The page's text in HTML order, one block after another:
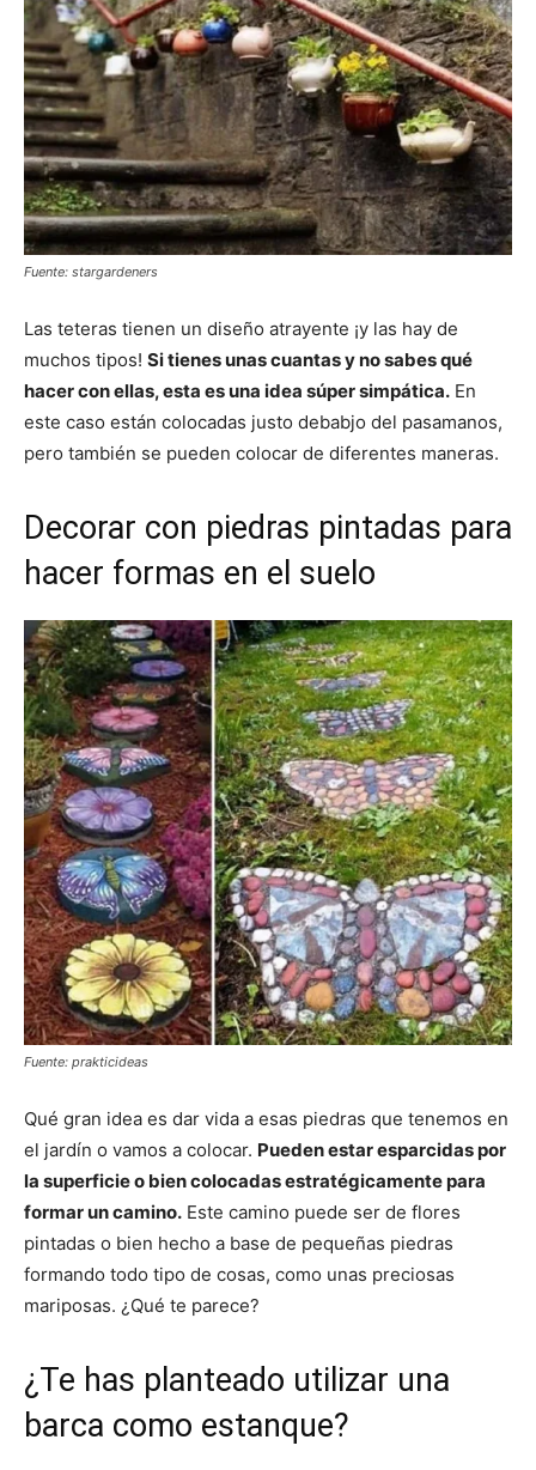
Fuente: stargardeners
Las teteras tienen un diseño atrayente ¡y las hay de
muchos tipos! Si tienes unas cuantas y no sabes qué
hacer con ellas, esta es una idea súper simpática. En
este caso están colocadas justo debabjo del pasamanos,
pero también se pueden colocar de diferentes maneras.
Decorar con piedras pintadas para
hacer formas en el suelo
Fuente: prakticideas
Qué gran idea es dar vida a esas piedras que tenemos en
el jardín o vamos a colocar. Pueden estar esparcidas por
la superficie o bien colocadas estratégicamente para
formar un camino. Este camino puede ser de flores
pintadas o bien hecho a base de pequeñas piedras
formando todo tipo de cosas, como unas preciosas
mariposas. ¿Qué te parece?
¿Te has planteado utilizar una
barca como estanque?